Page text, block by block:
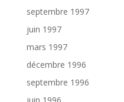
septembre 1997
juin 1997
mars 1997
décembre 1996
septembre 1996